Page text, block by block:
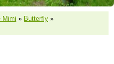
Mimi » Butterfly »